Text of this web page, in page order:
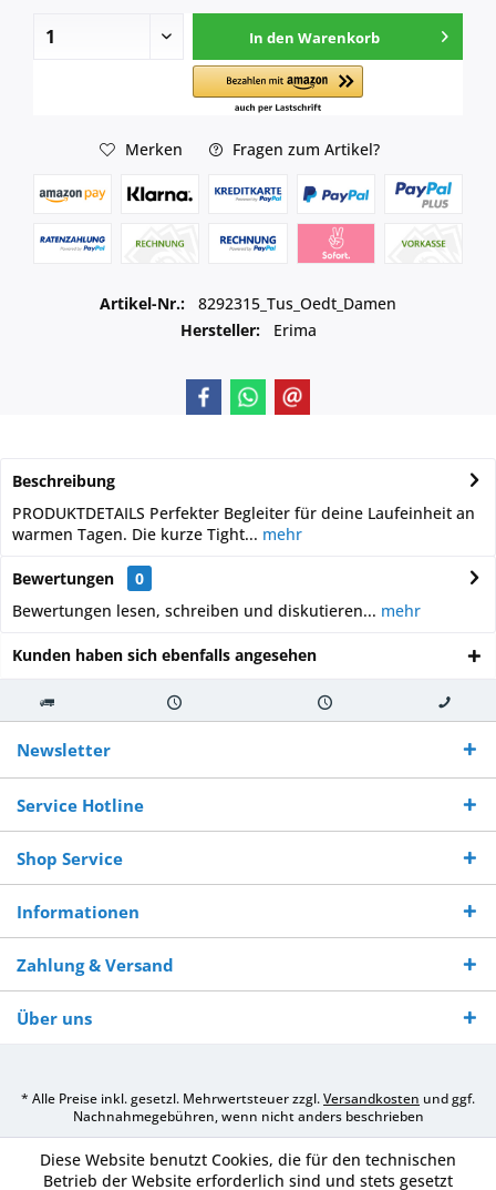
In den Warenkorb
Merken Fragen zum Artikel?
Artikel-Nr.:
8292315_Tus_Oedt_Damen
Hersteller:
Erima
Beschreibung
PRODUKTDETAILS Perfekter Begleiter für deine Laufeinheit an
warmen Tagen. Die kurze Tight... mehr
Bewertungen
0
Bewertungen lesen, schreiben und diskutieren... mehr
Kunden haben sich ebenfalls angesehen
Kostenloser
Versand ab €
250,-
Versand innerhalb von Versand von So erreichen
Sie uns 0160
970 511 90
Newsletter
Service Hotline
Shop Service
Informationen
Zahlung & Versand
Über uns
* Alle Preise inkl. gesetzl. Mehrwertsteuer zzgl.Versandkosten und ggf.
Nachnahmegebühren, wenn nicht anders beschrieben
Diese Website benutzt Cookies, die für den technischen
Betrieb der Website erforderlich sind und stets gesetzt